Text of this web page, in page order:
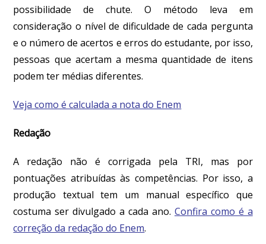
possibilidade de chute. O método leva em
consideração o nível de dificuldade de cada pergunta
e o número de acertos e erros do estudante, por isso,
pessoas que acertam a mesma quantidade de itens
podem ter médias diferentes.
Veja como é calculada a nota do Enem
Redação
A redação não é corrigada pela TRI, mas por
pontuações atribuídas às competências. Por isso, a
produção textual tem um manual específico que
costuma ser divulgado a cada ano. Confira como é a
correção da redação do Enem.